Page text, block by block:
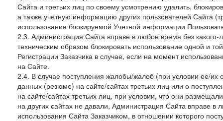
Сайта и третьих лиц по своему усмотрению удалить,
а также учетную информацию других пользователей Сайта
использование блокируемой Учетной информации
2.3. Администрация Сайта вправе в любое время без
техническим образом блокировать использование одной и
Регистрации Заказчика в случае, если на момент
на Сайте.
2.4. В случае поступления жалобы/жалоб (при условии ее/их
данных (резюме) на сайте/сайтах третьих лиц или о
на сайте/сайтах третьих лиц, при условии, что они
на других сайтах не давали, Администрация Сайта вправе в
использования Сайта Заказчиком, в отношении которого